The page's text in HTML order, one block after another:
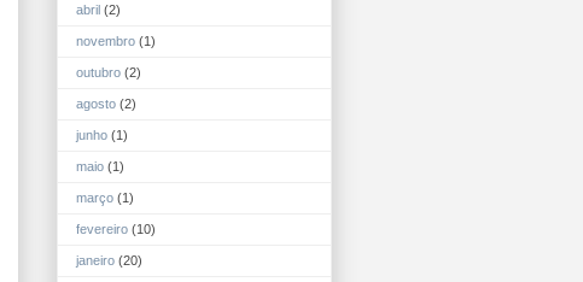
abril (2)
novembro (1)
outubro (2)
agosto (2)
junho (1)
maio (1)
março (1)
fevereiro (10)
janeiro (20)